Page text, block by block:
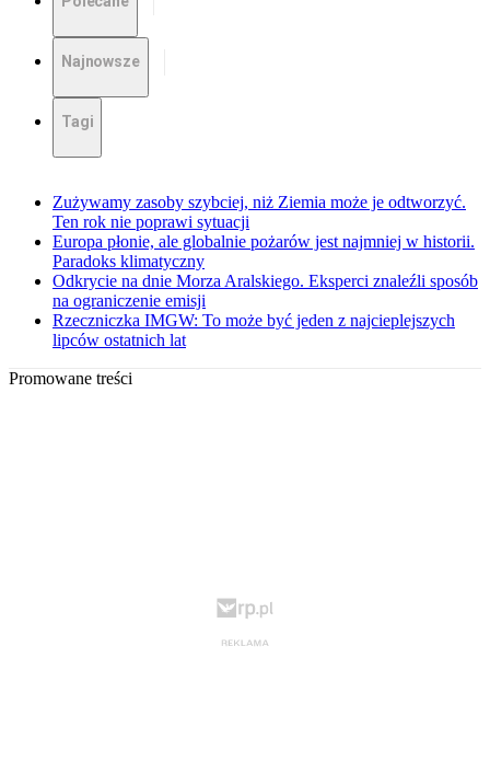
Najnowsze
Tagi
Zużywamy zasoby szybciej, niż Ziemia może je odtworzyć.
Ten rok nie poprawi sytuacji
Europa płonie, ale globalnie pożarów jest najmniej w historii.
Paradoks klimatyczny
Odkrycie na dnie Morza Aralskiego. Eksperci znaleźli sposób
na ograniczenie emisji
Rzeczniczka IMGW: To może być jeden z najcieplejszych
lipców ostatnich lat
Promowane treści